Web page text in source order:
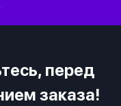
перед
заказа!